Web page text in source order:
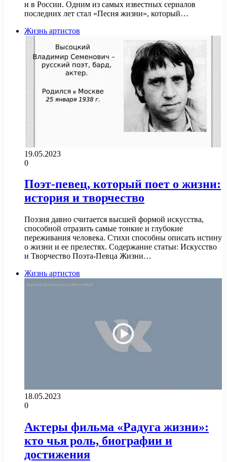
и в России. Одним из самых известных сериалов
последних лет стал «Песня жизни», который…
Жизнь артистов
19.05.2023
0
Поэт-певец, который поет о жизни:
история и творчество
Поэзия давно считается высшей формой искусства,
способной отразить самые тонкие и глубокие
переживания человека. Стихи способны описать истину
о жизни и ее прелестях. Содержание статьи: Искусство
и Творчество Поэта-Певца Жизни…
Жизнь артистов
18.05.2023
0
Актеры фильма «Радуга жизни»:
кто чья роль, биографии и
достижения